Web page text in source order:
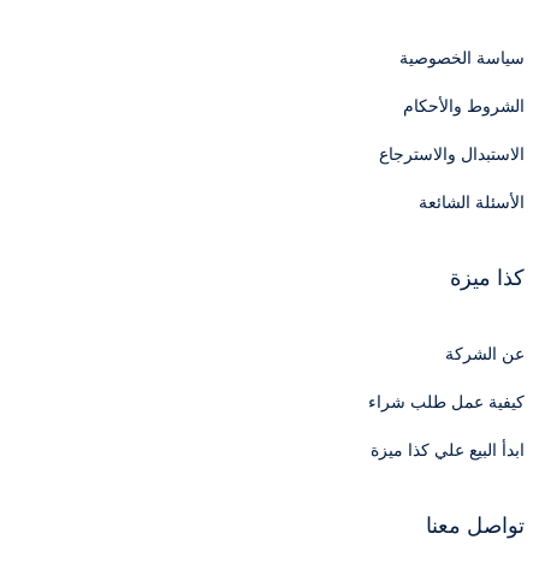
سياسة الخصوصية
الشروط والأحكام
الاستبدال والاسترجاع
الأسئلة الشائعة
كذا ميزة
عن الشركة
كيفية عمل طلب شراء
ابدأ البيع علي كذا ميزة
تواصل معنا